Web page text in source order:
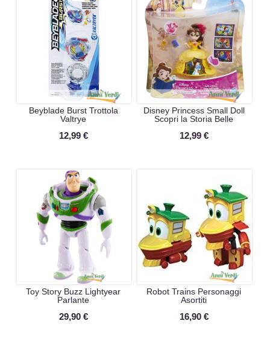
Beyblade Burst Trottola
Valtrye
12,99 €
Disney Princess Small Doll
Scopri la Storia Belle
12,99 €
Toy Story Buzz Lightyear
Parlante
29,90 €
Robot Trains Personaggi
Asortiti
16,90 €